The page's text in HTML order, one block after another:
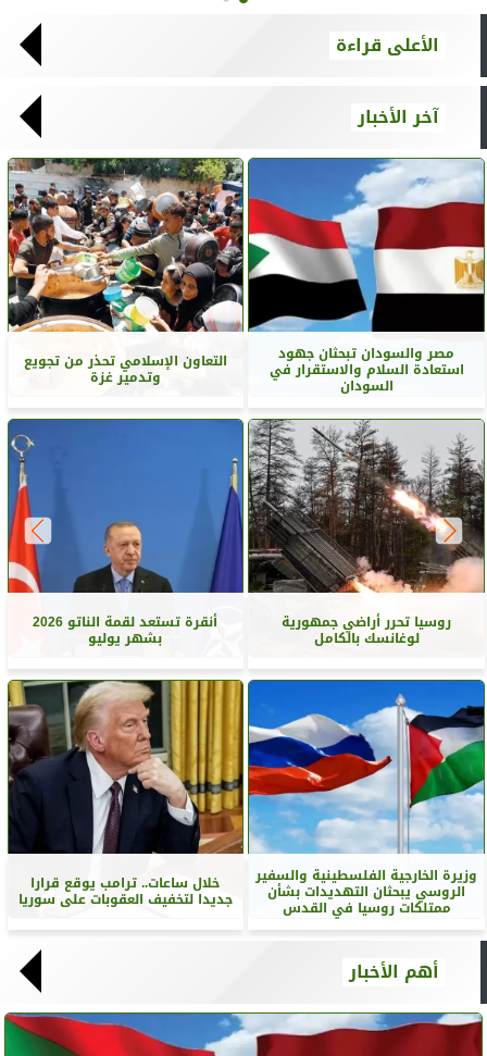
الأعلى قراءة
آخر الأخبار
مصر والسودان تبحثان جهود
استعادة السلام والاستقرار في
السودان
التعاون الإسلامي تحذر من تجويع
وتدمير غزة
روسيا تحرر أراضي جمهورية
لوغانسك بالكامل
أنقرة تستعد لقمة الناتو 2026
بشهر يوليو
وزيرة الخارجية الفلسطينية والسفير
الروسي يبحثان التهديدات بشأن
ممتلكات روسيا في القدس
خلال ساعات.. ترامب يوقع قرارا
جديدا لتخفيف العقوبات على سوريا
أهم الأخبار